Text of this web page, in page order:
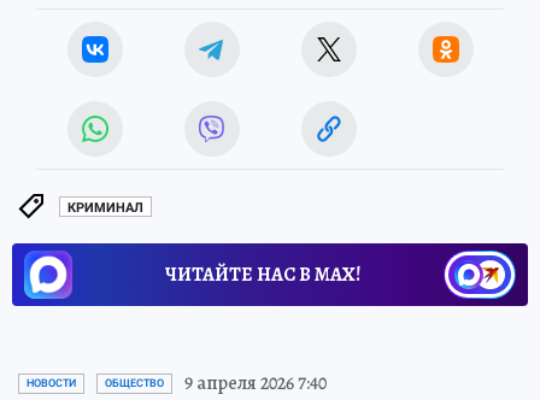
КРИМИНАЛ
ЧИТАЙТЕ НАС В МАХ!
НОВОСТИ ОБЩЕСТВО 9 апреля 2026 7:40